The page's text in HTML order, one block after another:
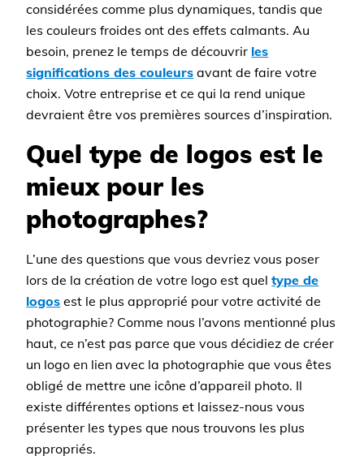
considérées comme plus dynamiques, tandis que
les couleurs froides ont des effets calmants. Au
besoin, prenez le temps de découvrir les
significations des couleurs avant de faire votre
choix. Votre entreprise et ce qui la rend unique
devraient être vos premières sources d’inspiration.
Quel type de logos est le
mieux pour les
photographes?
L’une des questions que vous devriez vous poser
lors de la création de votre logo est queltype de
logos est le plus approprié pour votre activité de
photographie? Comme nous l’avons mentionné plus
haut, ce n’est pas parce que vous décidiez de créer
un logo en lien avec la photographie que vous êtes
obligé de mettre une icône d’appareil photo. Il
existe différentes options et laissez-nous vous
présenter les types que nous trouvons les plus
appropriés.